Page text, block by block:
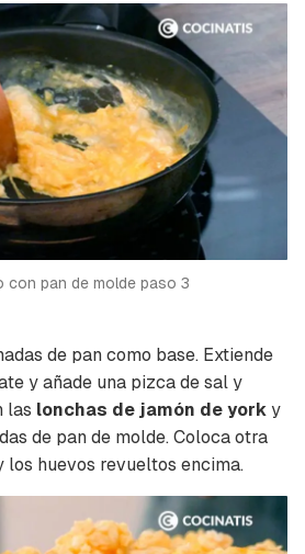
con pan de molde paso 3
de pan como base. Extiende
y añade una pizca de sal y
las lonchas de jamón de yorky
de pan de molde. Coloca otra
los huevos revueltos encima.